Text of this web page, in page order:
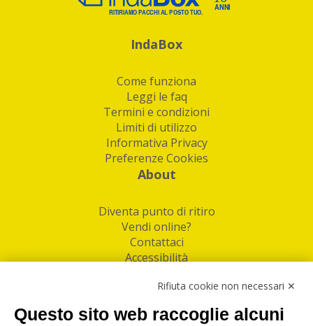
IndaBox
Come funziona
Leggi le faq
Termini e condizioni
Limiti di utilizzo
Informativa Privacy
Preferenze Cookies
About
Diventa punto di ritiro
Vendi online?
Contattaci
Accessibilità
Facebook
Rifiuta cookie non necessari ✕
Questo sito web raccoglie alcuni